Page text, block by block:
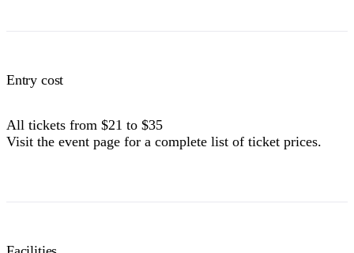
Entry cost
All tickets from $21 to $35
Visit the event page for a complete list of ticket prices.